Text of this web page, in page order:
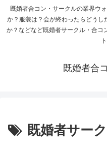
既婚者合コン・サークルの業界ウ
か？服装は？会が終わったらどう
か？などなど既婚者サークル・合コ
既婚者合
既婚者サー